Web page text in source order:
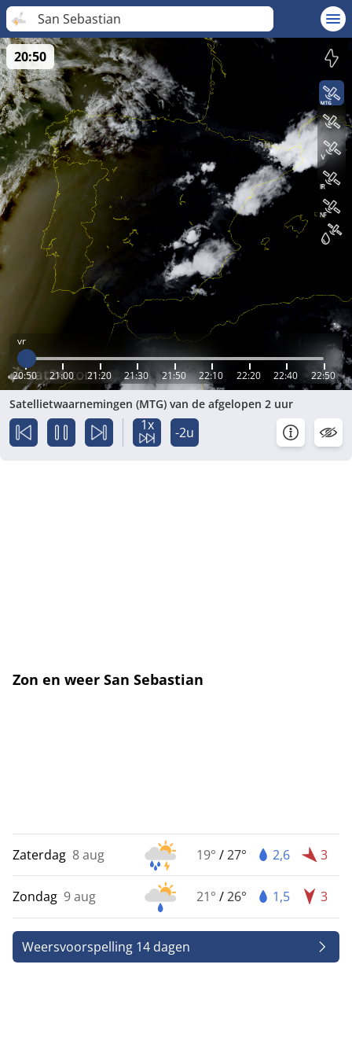
San Sebastian
vr
20:50 21:00 21:20 21:30 21:50 22:10 22:20 22:40 22:50
20:50
Satellietwaarnemingen (MTG) van de afgelopen 2 uur
1x -2u
Zon en weer San Sebastian
Zaterdag 8 aug 19° /27° 2,6 3
Zondag 9 aug 21° /26° 1,5 3
Weersvoorspelling 14 dagen